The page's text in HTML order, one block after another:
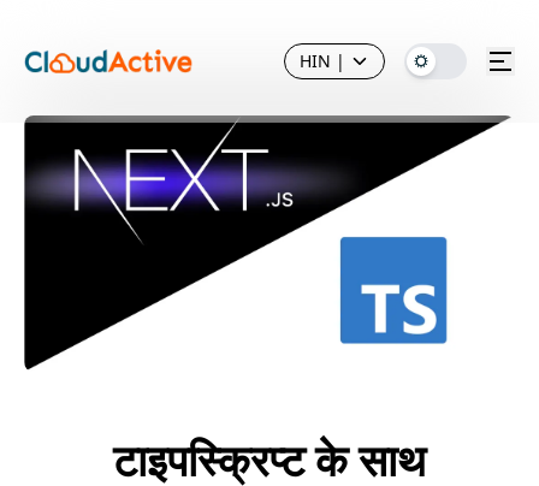
HIN |
टाइपस्क्रिप्ट के साथ